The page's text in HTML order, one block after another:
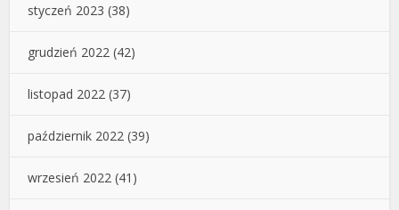
styczeń 2023 (38)
grudzień 2022 (42)
listopad 2022 (37)
październik 2022 (39)
wrzesień 2022 (41)